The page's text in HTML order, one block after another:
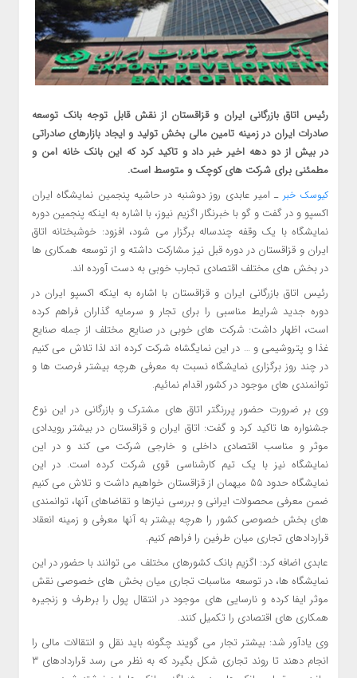
رئیس اتاق بازرگانی ایران و قزاقستان از نقش قابل توجه بانک توسعه
صادرات ایران در زمینه تامین مالی بخش تولید و ایجاد بازارهای صادراتی
در بیش از دو دهه اخیر خبر داد و تاکید کرد که این بانک خانه امن و
مطمئنی برای شرکت های کوچک و متوسط است.
کیوسک خبر ـ امیر عابدی روز دوشنبه در حاشیه پنجمین نمایشگاه ایران
اکسپو و در گفت و گو با خبرنگار اگزیم نیوز، با اشاره به اینکه پنجمین دوره
نمایشگاه با یک وقفه چندساله برگزار می شود، افزود: خوشبختانه اتاق
ایران و قزاقستان در دوره قبل نیز مشارکت داشته و از توسعه همکاری ها
در بخش های مختلف اقتصادی تجارب خوبی به دست آورده اند.
رئیس اتاق بازرگانی ایران و قزاقستان با اشاره به اینکه اکسپو ایران در
دوره جدید شرایط مناسبی را برای تجار و سرمایه گذاران فراهم کرده
است، اظهار داشت: شرکت های خوبی در صنایع مختلف از جمله صنایع
غذا و پتروشیمی و … در این نمایگشاه شرکت کرده اند لذا تلاش می کنیم
در چند روز برگزاری نمایشگاه نسبت به معرفی هرچه بیشتر فرصت ها و
توانمندی های موجود در کشور اقدام نمائیم.
وی بر ضرورت حضور پررنگتر اتاق های مشترک و بازرگانی در این نوع
جشنواره ها تاکید کرد و گفت: اتاق ایران و قزاقستان در بیشتر رویدادی
موثر و مناسب اقتصادی داخلی و خارجی شرکت می کند و در این
نمایشگاه نیز با یک تیم کارشناسی قوی شرکت کرده است. در این
نمایشگاه حدود ۵۵ میهمان از قزاقستان خواهیم داشت و تلاش می کنیم
ضمن معرفی محصولات ایرانی و بررسی نیازها و تقاضاهای آنها، توانمندی
های بخش خصوصی کشور را هرچه بیشتر به آنها معرفی و زمینه انعقاد
قراردادهای تجاری میان طرفین را فراهم کنیم.
عابدی اضافه کرد: اگزیم بانک کشورهای مختلف می توانند با حضور در این
نمایشگاه ها، در توسعه مناسبات تجاری میان بخش های خصوصی نقش
موثر ایفا کرده و نارسایی های موجود در انتقال پول را برطرف و زنجیره
همکاری های اقتصادی را تکمیل کنند.
وی یادآور شد: بیشتر تجار می گویند چگونه باید نقل و انتقالات مالی را
انجام دهند تا روند تجاری شکل بگیرد که به نظر می رسد قراردادهای ۳